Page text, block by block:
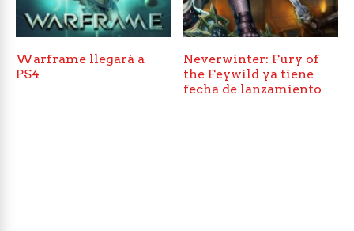
Warframe llegará a
PS4
Neverwinter: Fury of
the Feywild ya tiene
fecha de lanzamiento